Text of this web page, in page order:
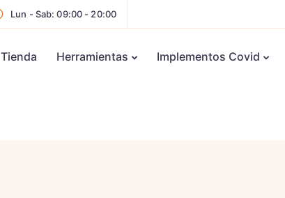
Lun - Sab: 09:00 - 20:00
Tienda Herramientas Implementos Covid